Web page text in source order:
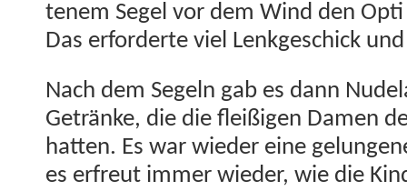
tenem Segel vor dem Wind den
Das erforderte viel Lenkgeschick
Nach dem Segeln gab es dann
Getränke, die die fleißi­gen Damen
hat­ten. Es war wieder eine
es erfreut immer wieder, wie die